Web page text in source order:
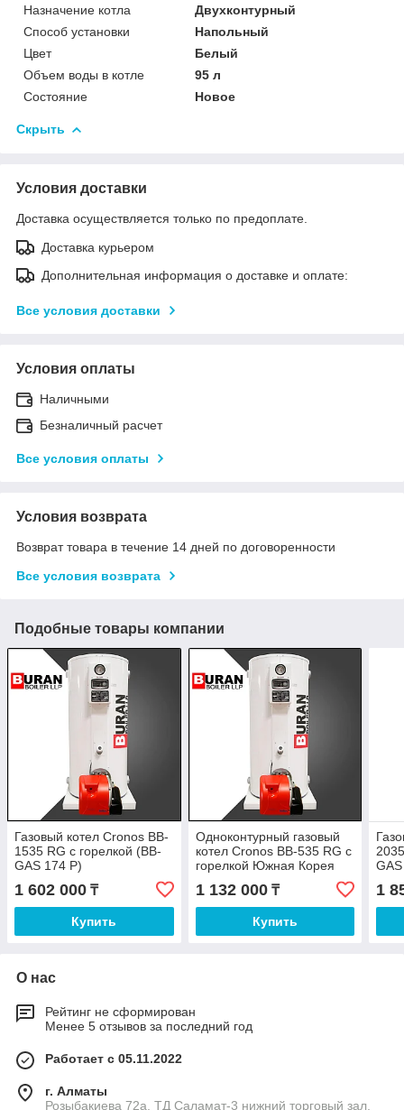
Назначение котла
Двухконтурный
Способ установки
Напольный
Цвет
Белый
Объем воды в котле
95 л
Состояние
Новое
Скрыть
Условия доставки
Доставка осуществляется только по предоплате.
Доставка курьером
Дополнительная информация о доставке и оплате:
Все условия доставки
Условия оплаты
Наличными
Безналичный расчет
Все условия оплаты
Условия возврата
Возврат товара в течение 14 дней по договоренности
Все условия возврата
Подобные товары компании
Газовый котел Cronos BB-
1535 RG с горелкой (BB-
GAS 174 P)
1 602 000 ₸
Купить
Одноконтурный газовый
котел Cronos BB-535 RG с
горелкой Южная Корея
(MAXI 8 GAS)
1 132 000₸
Купить
1
О нас
Рейтинг не сформирован
Менее 5 отзывов за последний год
Работает с 05.11.2022
г. Алматы
Розыбакиева 72а, ТД Саламат-3 нижний торговый зал,